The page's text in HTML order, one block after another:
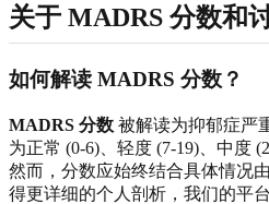
关于 MADRS 分数和
如何解读 MADRS 分数？
MADRS 分数 被解读为抑郁症严
为正常 (0-6)、轻度 (7-19)、中度
然而，分数应始终结合具体情况
得更详细的个人剖析，我们的平